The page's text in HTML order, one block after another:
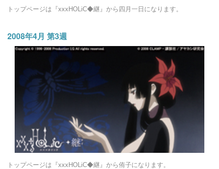
トップページは『xxxHOLiC◆継』から四月一日になります。
2008年4月 第3週
トップページは『xxxHOLiC◆継』から侑子になります。